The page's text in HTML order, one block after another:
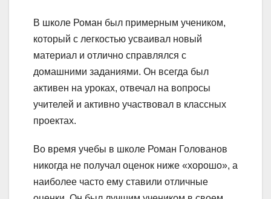
В школе Роман был примерным учеником,
который с легкостью усваивал новый
материал и отлично справлялся с
домашними заданиями. Он всегда был
активен на уроках, отвечал на вопросы
учителей и активно участвовал в классных
проектах.
Во время учебы в школе Роман Голованов
никогда не получал оценок ниже «хорошо», а
наиболее часто ему ставили отличные